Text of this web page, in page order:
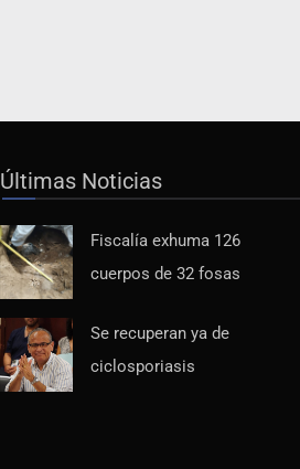
Últimas Noticias
Fiscalía exhuma 126
cuerpos de 32 fosas
Se recuperan ya de
ciclosporiasis